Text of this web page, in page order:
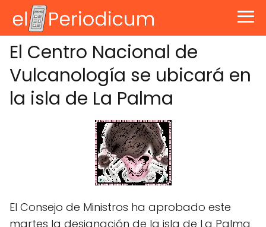
El Centro Nacional de
Vulcanología se ubicará en
la isla de La Palma
El Consejo de Ministros ha aprobado este
martes la designación de la isla de La Palma